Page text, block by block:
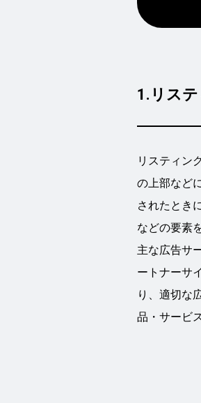
1.リス
リスティン
の上部など
されたとき
などの要素
主な広告サ
ートナーサ
り、適切な
品・サービ